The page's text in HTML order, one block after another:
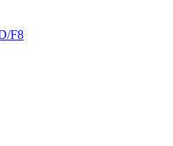
F8